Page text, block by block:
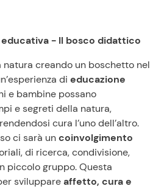
- Il bosco didattico
creando un boschetto nel
di educazione
e bambine possano
e segreti della natura,
cura l’uno dell’altro.
ci sarà uncoinvolgimento
di ricerca, condivisione,
piccolo gruppo. Questa
sviluppareaffetto, cura e